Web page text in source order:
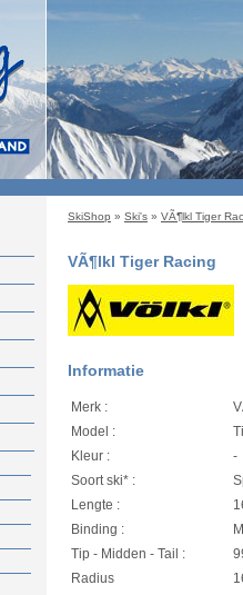
SkiShop » Ski's » VÃ¶lkl Tiger
VÃ¶lkl Tiger Racing
Informatie
Merk :
Model :
Kleur :
-
Soort ski* :
Lengte :
Binding :
Tip - Midden - Tail :
Radius